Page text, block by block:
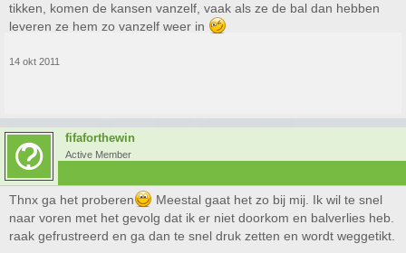
tikken, komen de kansen vanzelf, vaak als ze de bal dan hebben
leveren ze hem zo vanzelf weer in
14 okt 2011
fifaforthewin
Active Member
Thnx ga het proberen
Meestal gaat het zo bij mij. Ik wil te snel
naar voren met het gevolg dat ik er niet doorkom en balverlies heb.
raak gefrustreerd en ga dan te snel druk zetten en wordt weggetikt.